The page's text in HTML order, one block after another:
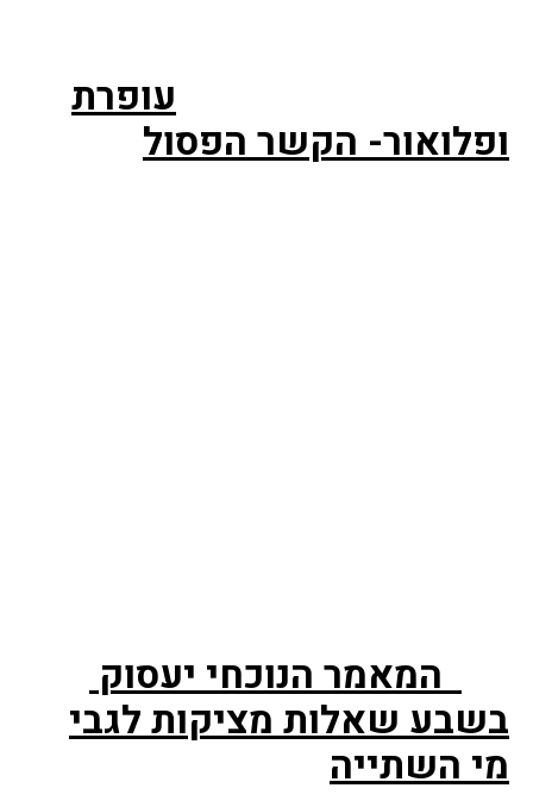
עופרת
ופלואור- הקשר הפסול
המאמר הנוכחי יעסוק
בשבע שאלות מציקות לגבי
מי השתייה